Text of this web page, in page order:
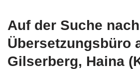
Auf der Suche nach
Übersetzungsbüro
Gilserberg, Haina